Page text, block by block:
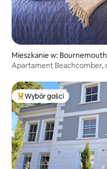
Mieszkanie w:
Poole
Apartament Beachcomber,
Najpopularniejsze z
Wybór gości